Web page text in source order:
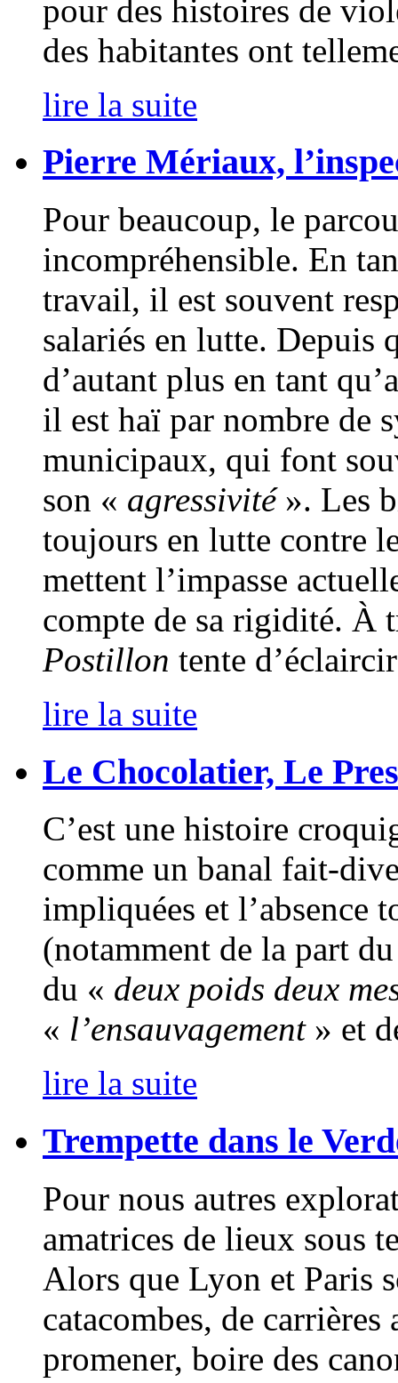
pour des histoires de
des habitantes ont
lire la suite
Pierre Mériaux,
Pour beaucoup, le
incompréhensible. En
travail, il est souvent
salariés en lutte. Depuis
d’autant plus en tant
il est haï par nombre de
municipaux, qui font
son « agressivité». Les
toujours en lutte contre
mettent l’impasse
compte de sa rigidité. À
Postillon tente
lire la suite
Le Chocolatier, Le
C’est une histoire
comme un banal
impliquées et l’absence
(notamment de la part
du « deux poids deux
« l’ensauvagement» et
lire la suite
Trempette dans le
Pour nous autres
amatrices de lieux sous
Alors que Lyon et Paris
catacombes, de
promener, boire des